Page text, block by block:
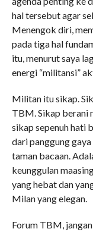
hal tersebut agar
Menengok diri,
pada tiga hal
itu, menurut saya
energi “militansi”
Militan itu sikap.
TBM. Sikap berani
sikap sepenuh hati
dari panggung
taman bacaan.
keunggulan
yang hebat dan
Milan yang elegan.
Forum TBM,